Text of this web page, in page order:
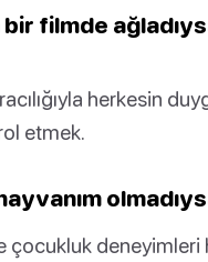
bir filmde
herkesin
etmek.
çocukluk deneyimleri